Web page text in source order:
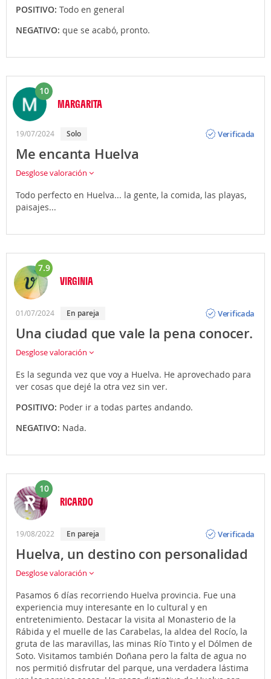
POSITIVO: Todo en general
NEGATIVO: que se acabó, pronto.
10
MARGARITA
19/07/2024 Solo
Verificada
Me encanta Huelva
Desglose valoración
Todo perfecto en Huelva... la gente, la comida, las playas,
paisajes...
7.9
VIRGINIA
01/07/2024 En pareja
Verificada
Una ciudad que vale la pena conocer.
Desglose valoración
Es la segunda vez que voy a Huelva. He aprovechado para
ver cosas que dejé la otra vez sin ver.
POSITIVO: Poder ir a todas partes andando.
NEGATIVO: Nada.
10
RICARDO
19/08/2022 En pareja
Verificada
Huelva, un destino con personalidad
Desglose valoración
Pasamos 6 días recorriendo Huelva provincia. Fue una
experiencia muy interesante en lo cultural y en
entretenimiento. Destacar la visita al Monasterio de la
Rábida y el muelle de las Carabelas, la aldea del Rocío, la
gruta de las maravillas, las minas Río Tinto y el Dólmen de
Soto. Visitamos también Doñana pero la falta de agua no
nos permitió disfrutar del parque, una verdadera lástima